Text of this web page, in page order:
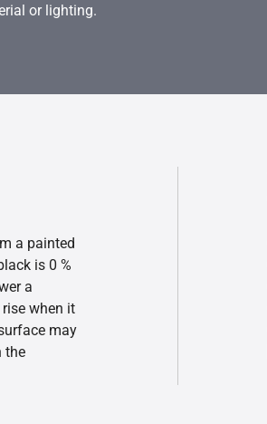
or lighting.
a painted
is 0 %
a
when it
may
the